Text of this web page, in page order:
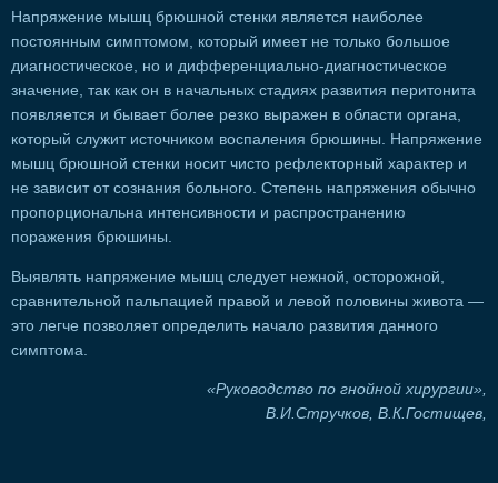
Напряжение мышц брюшной стенки является наиболее
постоянным симптомом, который имеет не только большое
диагностическое, но и дифференциально-диагностическое
значение, так как он в начальных стадиях развития перитонита
появляется и бывает более резко выражен в области органа,
который служит источником воспаления брюшины. Напряжение
мышц брюшной стенки носит чисто рефлекторный характер и
не зависит от сознания больного. Степень напряжения обычно
пропорциональна интенсивности и распространению
поражения брюшины.
Выявлять напряжение мышц следует нежной, осторожной,
сравнительной пальпацией правой и левой половины живота —
это легче позволяет определить начало развития данного
симптома.
«Руководство по гнойной хирургии»,
В.И.Стручков, В.К.Гостищев,